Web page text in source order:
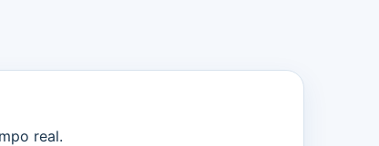
real.